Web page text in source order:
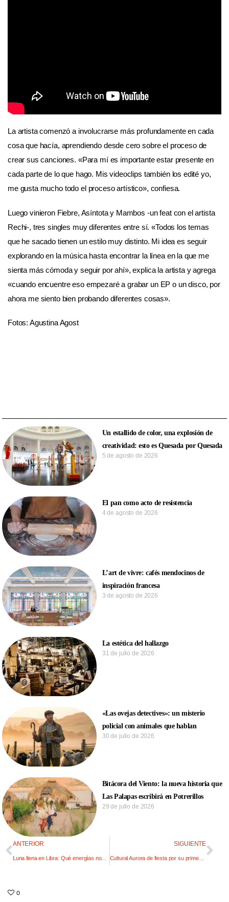
La artista comenzó a involucrarse más profundamente en cada
cosa que hacía, aprendiendo desde cero sobre el proceso de
crear sus canciones. «Para mí es importante estar presente en
cada parte de lo que hago. Mis videoclips también los edité yo,
me gusta mucho todo el proceso artístico», confiesa.
Luego vinieron Fiebre, Asíntota y Mambos -un feat con el artista
Rechi-, tres singles muy diferentes entre sí. «Todos los temas
que he sacado tienen un estilo muy distinto. Mi idea es seguir
explorando en la música hasta encontrar la línea en la que me
sienta más cómoda y seguir por ahí», explica la artista y agrega
«cuando encuentre eso empezaré a grabar un EP o un disco, por
ahora me siento bien probando diferentes cosas».
Fotos: Agustina Agost
Un estallido de color, una explosión de
creatividad: esto es Quesada por Quesada
5 de agosto de 2026
El pan como acto de resistencia
4 de agosto de 2026
L’art de vivre: cafés mendocinos de
inspiración francesa
3 de agosto de 2026
La estética del hallazgo
31 de julio de 2026
«Las ovejas detectives»: un misterio
policial con animales que hablan
30 de julio de 2026
Bitácora del Viento: la nueva historia que
Las Palapas escribirá en Potrerillos
29 de julio de 2026
ANTERIOR
Luna llena en Libra: Qué energías nos trae y cómo aprovecharlas
SIGUIENTE
Cultural Aurora de fiesta por su primer aniversario
0